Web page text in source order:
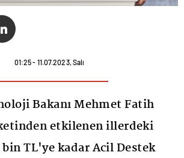
01:25 - 11.07.2023, Salı
Bakanı Mehmet Fatih
etkilenen illerdeki
TL'ye kadar Acil Destek